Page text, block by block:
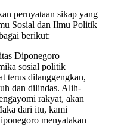
pernyataan sikap yang
Sosial dan Ilmu Politik
berikut:
Diponegoro
sosial politik
terus dilanggengkan,
dan dilindas. Alih-
rakyat, akan
dari itu, kami
menyatakan